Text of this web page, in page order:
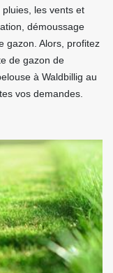
les vents et
démoussage
gazon. Alors, profitez
de gazon de
à Waldbillig au
vos demandes.